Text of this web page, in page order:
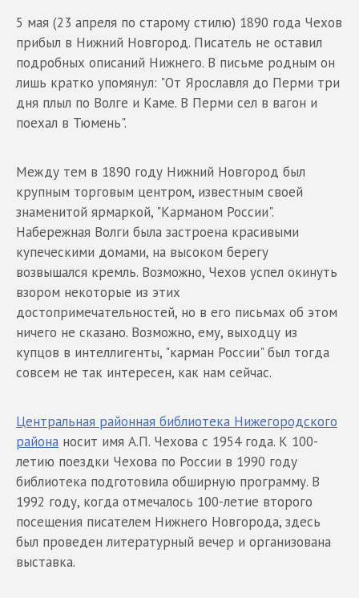
5 мая (23 апреля по старому стилю) 1890 года Чехов
прибыл в Нижний Новгород. Писатель не оставил
подробных описаний Нижнего. В письме родным он
лишь кратко упомянул: "От Ярославля до Перми три
дня плыл по Волге и Каме. В Перми сел в вагон и
поехал в Тюмень".
Между тем в 1890 году Нижний Новгород был
крупным торговым центром, известным своей
знаменитой ярмаркой, "Карманом России".
Набережная Волги была застроена красивыми
купеческими домами, на высоком берегу
возвышался кремль. Возможно, Чехов успел окинуть
взором некоторые из этих
достопримечательностей, но в его письмах об этом
ничего не сказано. Возможно, ему, выходцу из
купцов в интеллигенты, "карман России" был тогда
совсем не так интересен, как нам сейчас.
Центральная районная библиотека Нижегородского
района носит имя А.П. Чехова с 1954 года. К 100-
летию поездки Чехова по России в 1990 году
библиотека подготовила обширную программу. В
1992 году, когда отмечалось 100-летие второго
посещения писателем Нижнего Новгорода, здесь
был проведен литературный вечер и организована
выставка.